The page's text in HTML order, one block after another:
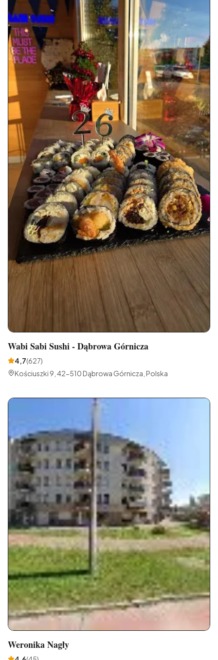
Wabi Sabi Sushi - Dąbrowa Górnicza
4,7(627)
Kościuszki 9, 42-510 Dąbrowa Górnicza, Polska
Weronika Nagły